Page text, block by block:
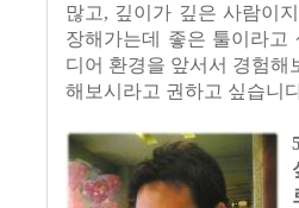
많고, 깊이가 깊은 사람이
장해가는데 좋은 툴이라고
디어 환경을 앞서서 경험해
해보시라고 권하고 싶습니